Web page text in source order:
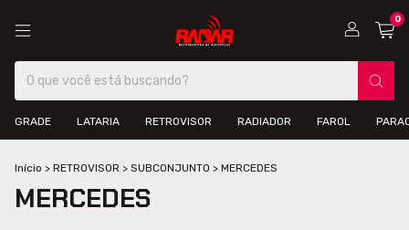
0
GRADE LATARIA RETROVISOR RADIADOR FAROL
Início > RETROVISOR > SUBCONJUNTO > MERCEDES
MERCEDES